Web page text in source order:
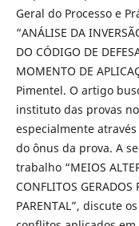
Geral do Processo e
“ANÁLISE DA
DO CÓDIGO DE
MOMENTO DE
Pimentel. O artigo
instituto das provas
especialmente
do ônus da prova. A
trabalho “MEIOS
CONFLITOS
PARENTAL”, discute